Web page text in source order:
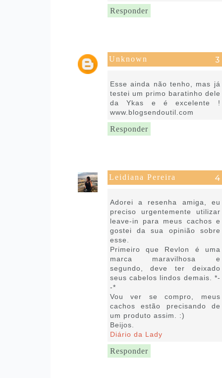
Responder
Unknown
Esse ainda não tenho, mas já
testei um primo baratinho dele
da Ykas e é excelente !
www.blogsendoutil.com
Responder
Leidiana Pereira
Adorei a resenha amiga, eu
preciso urgentemente utilizar
leave-in para meus cachos e
gostei da sua opinião sobre
esse.
Primeiro que Revlon é uma
marca maravilhosa e
segundo, deve ter deixado
seus cabelos lindos demais. *-
-*
Vou ver se compro, meus
cachos estão precisando de
um produto assim. :)
Beijos.
Diário da Lady
Responder